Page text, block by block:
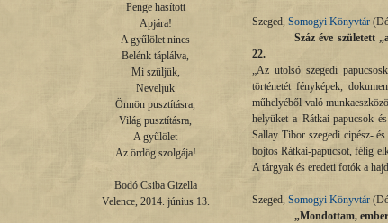
Penge hasított
Apjára!
A gyűlölet nincs
Belénk táplálva,
Mi szüljük,
Neveljük
Önnön pusztításra,
Világ pusztításra,
A gyűlölet
Az ördög szolgája!
Bodó Csiba Gizella
Velence, 2014. június 13.
Szeged, Somogyi Könyvtár
Száz éve született
22.
„Az utolsó szegedi
történetét fényképek,
műhelyéből való
helyüket a Rátkai-papucsok
Sallay Tibor szegedi cipész-
bojtos Rátkai-papucsot, félig
A tárgyak és eredeti fotók a
Szeged, Somogyi Könyvtár
„Mondottam,